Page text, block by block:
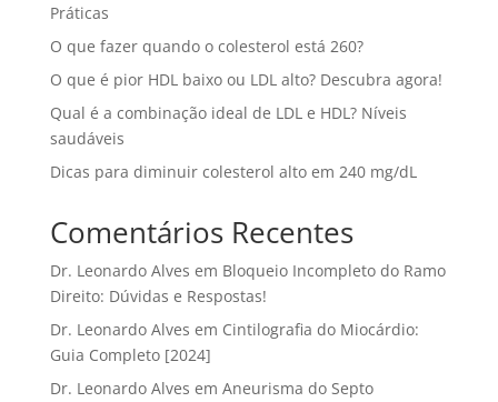
Práticas
O que fazer quando o colesterol está 260?
O que é pior HDL baixo ou LDL alto? Descubra agora!
Qual é a combinação ideal de LDL e HDL? Níveis
saudáveis
Dicas para diminuir colesterol alto em 240 mg/dL
Comentários Recentes
Dr. Leonardo Alves em Bloqueio Incompleto do Ramo
Direito: Dúvidas e Respostas!
Dr. Leonardo Alves em Cintilografia do Miocárdio:
Guia Completo [2024]
Dr. Leonardo Alves em Aneurisma do Septo